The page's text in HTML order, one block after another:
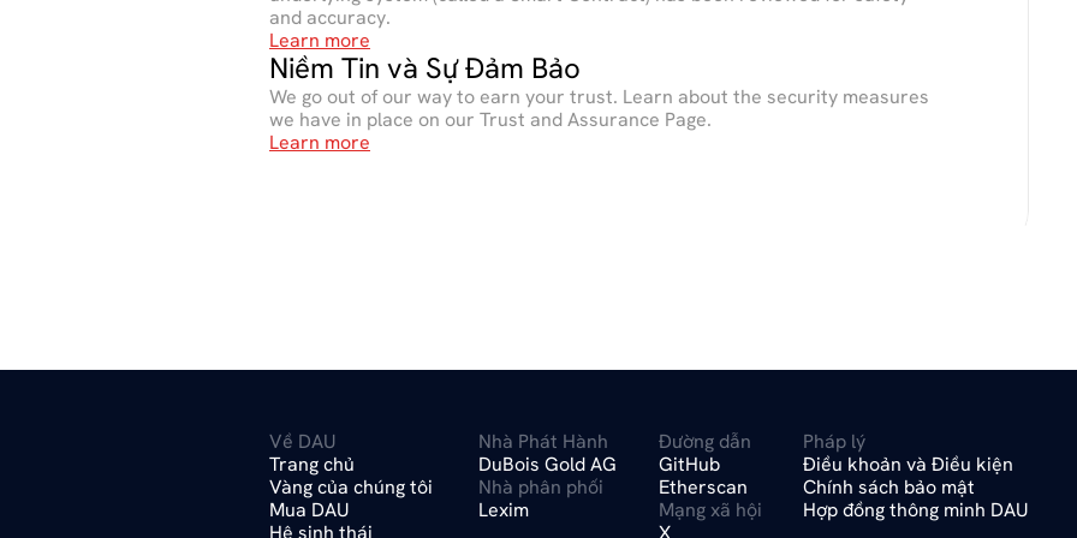
and accuracy.
Learn more
Niềm Tin và Sự Đảm Bảo
We go out of our way to earn your trust. Learn about the security measures
we have in place on our Trust and Assurance Page.
Learn more
Về DAU
Trang chủ
Vàng của chúng tôi
Mua DAU
Hệ sinh thái
Nhà Phát Hành
DuBois Gold AG
Nhà phân phối
Lexim
Đường dẫn
GitHub
Etherscan
Mạng xã hội
X
Pháp lý
Điều khoản và Điều kiện
Chính sách bảo mật
Hợp đồng thông minh DAU